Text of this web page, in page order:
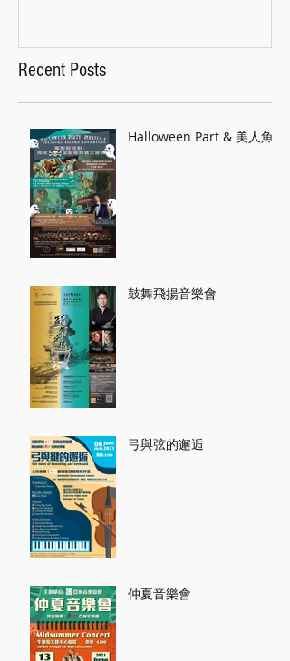
Recent Posts
Halloween Part & 美人魚
鼓舞飛揚音樂會
弓與弦的邂逅
仲夏音樂會